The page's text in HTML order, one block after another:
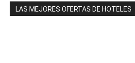
LAS MEJORES OFERTAS DE HOTELES